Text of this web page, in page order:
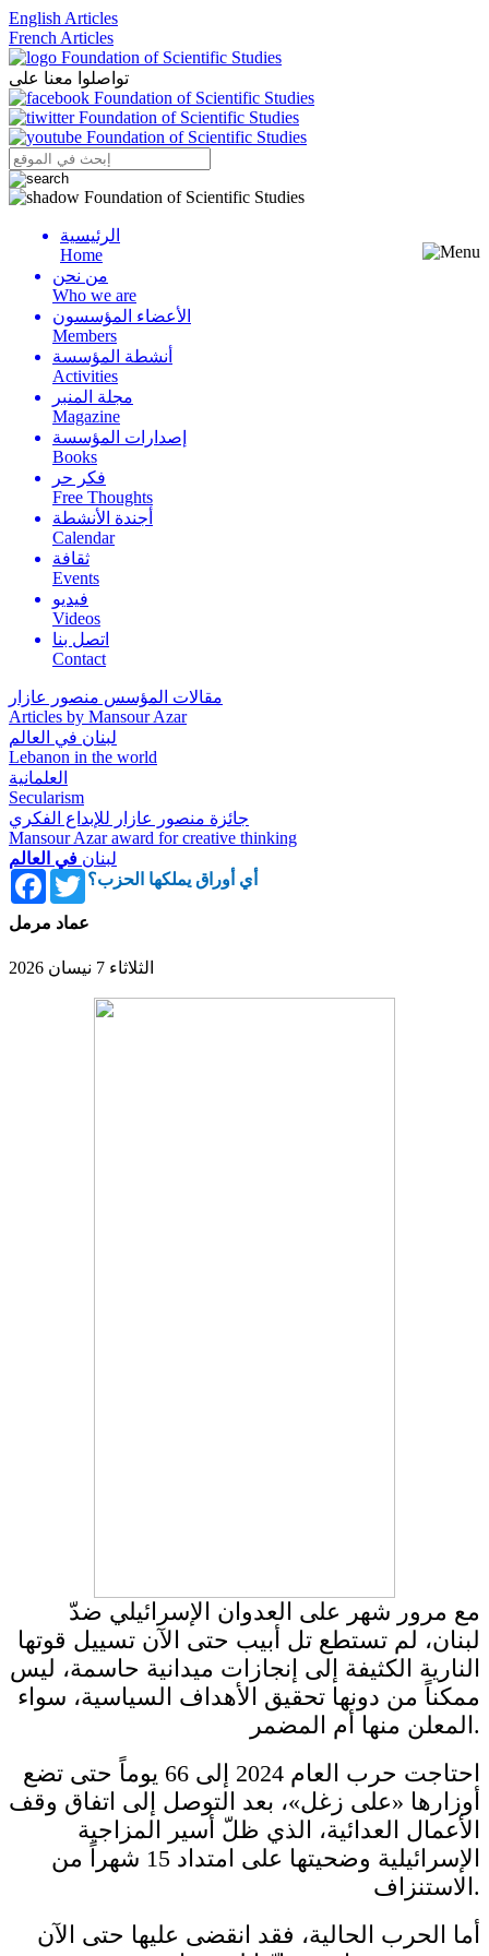
English Articles
French Articles
تواصلوا معنا على
Menu
الرئيسية
Home
من نحن
Who we are
الأعضاء المؤسسون
Members
أنشطة المؤسسة
Activities
مجلة المنبر
Magazine
إصدارات المؤسسة
Books
فكر حر
Free Thoughts
أجندة الأنشطة
Calendar
ثقافة
Events
فيديو
Videos
اتصل بنا
Contact
مقالات المؤسس منصور عازار
Articles by Mansour Azar
لبنان في العالم
Lebanon in the world
العلمانية
Secularism
جائزة منصور عازار للإبداع الفكري
Mansour Azar award for creative thinking
لبنان في العالم
FacebookTwitter
أي أوراق يملكها الحزب؟
عماد مرمل
الثلاثاء 7 نيسان 2026
مع مرور شهر على العدوان الإسرائيلي ضدّ
لبنان، لم تستطع تل أبيب حتى الآن تسييل قوتها
النارية الكثيفة إلى إنجازات ميدانية حاسمة، ليس
ممكناً من دونها تحقيق الأهداف السياسية، سواء
المعلن منها أم المضمر.
احتاجت حرب العام 2024 إلى 66 يوماً حتى تضع
أوزارها «على زغل»، بعد التوصل إلى اتفاق وقف
الأعمال العدائية، الذي ظلّ أسير المزاجية
الإسرائيلية وضحيتها على امتداد 15 شهراً من
الاستنزاف.
أما الحرب الحالية، فقد انقضى عليها حتى الآن